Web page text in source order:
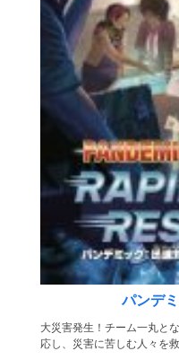
パンデ
大災害発生！チーム一丸と
応し、災害に苦しむ人々を救